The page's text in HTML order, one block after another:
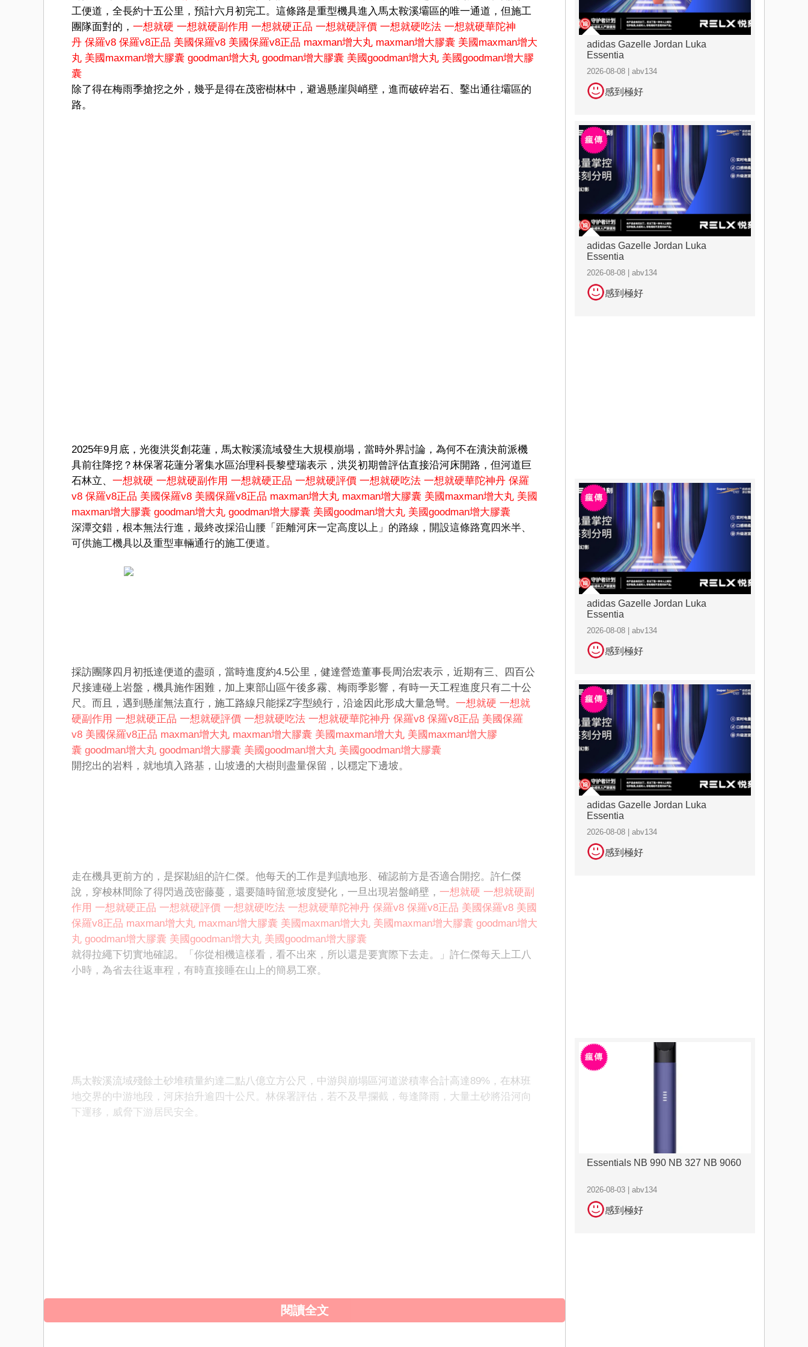
工便道，全長約十五公里，預計六月初完工。這條路是重型機具進入馬太鞍溪壩區的唯一通道，但施工
團隊面對的， 一想就硬 一想就硬副作用 一想就硬正品 一想就硬評價 一想就硬吃法 一想就硬華陀神
丹 保羅v8 保羅v8正品 美國保羅v8 美國保羅v8正品 maxman增大丸 maxman增大膠囊 美國maxman增大
丸 美國maxman增大膠囊 goodman增大丸 goodman增大膠囊 美國goodman增大丸 美國goodman增大膠
囊
除了得在梅雨季搶挖之外，幾乎是得在茂密樹林中，避過懸崖與峭壁，進而破碎岩石、鑿出通往壩區的
路。
2025年9月底，光復洪災創花蓮，馬太鞍溪流域發生大規模崩塌，當時外界討論，為何不在潰決前派機
具前往降挖？林保署花蓮分署集水區治理科長黎璧瑞表示，洪災初期曾評估直接沿河床開路，但河道巨
石林立、 一想就硬 一想就硬副作用 一想就硬正品 一想就硬評價 一想就硬吃法 一想就硬華陀神丹 保羅
v8 保羅v8正品 美國保羅v8 美國保羅v8正品 maxman增大丸 maxman增大膠囊 美國maxman增大丸 美國
maxman增大膠囊 goodman增大丸 goodman增大膠囊 美國goodman增大丸 美國goodman增大膠囊
深潭交錯，根本無法行進，最終改採沿山腰「距離河床一定高度以上」的路線，開設這條路寬四米半、
可供施工機具以及重型車輛通行的施工便道。
採訪團隊四月初抵達便道的盡頭，當時進度約4.5公里，健達營造董事長周治宏表示，近期有三、四百公
尺接連碰上岩盤，機具施作困難，加上東部山區午後多霧、梅雨季影響，有時一天工程進度只有二十公
尺。而且，遇到懸崖無法直行，施工路線只能採Z字型繞行，沿途因此形成大量急彎。 一想就硬 一想就
硬副作用 一想就硬正品 一想就硬評價 一想就硬吃法 一想就硬華陀神丹 保羅v8 保羅v8正品 美國保羅
v8 美國保羅v8正品 maxman增大丸 maxman增大膠囊 美國maxman增大丸 美國maxman增大膠
囊 goodman增大丸 goodman增大膠囊 美國goodman增大丸 美國goodman增大膠囊
開挖出的岩料，就地填入路基，山坡邊的大樹則盡量保留，以穩定下邊坡。
走在機具更前方的，是探勘組的許仁傑。他每天的工作是判讀地形、確認前方是否適合開挖。許仁傑
說，穿梭林間除了得閃過茂密藤蔓，還要隨時留意坡度變化，一旦出現岩盤峭壁， 一想就硬 一想就硬副
作用 一想就硬正品 一想就硬評價 一想就硬吃法 一想就硬華陀神丹 保羅v8 保羅v8正品 美國保羅v8 美國
保羅v8正品 maxman增大丸 maxman增大膠囊 美國maxman增大丸 美國maxman增大膠囊 goodman增大
丸 goodman增大膠囊 美國goodman增大丸 美國goodman增大膠囊
就得拉繩下切實地確認。「你從相機這樣看，看不出來，所以還是要實際下去走。」許仁傑每天上工八
小時，為省去往返車程，有時直接睡在山上的簡易工寮。
馬太鞍溪流域殘餘土砂堆積量約達二點八億立方公尺，中游與崩塌區河道淤積率合計高達89%，在林班
地交界的中游地段，河床抬升逾四十公尺。林保署評估，若不及早攔截，每逢降雨，大量土砂將沿河向
下運移，威脅下游居民安全。
閱讀全文
adidas Gazelle Jordan Luka
Essentia
2026-08-08 | abv134
感到極好
adidas Gazelle Jordan Luka
Essentia
2026-08-08 | abv134
感到極好
adidas Gazelle Jordan Luka
Essentia
2026-08-08 | abv134
感到極好
adidas Gazelle Jordan Luka
Essentia
2026-08-08 | abv134
感到極好
Essentials NB 990 NB 327 NB 9060
2026-08-03 | abv134
感到極好